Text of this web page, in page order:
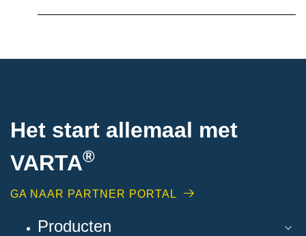
Het start allemaal met
VARTA®
GA NAAR PARTNER PORTAL
Producten